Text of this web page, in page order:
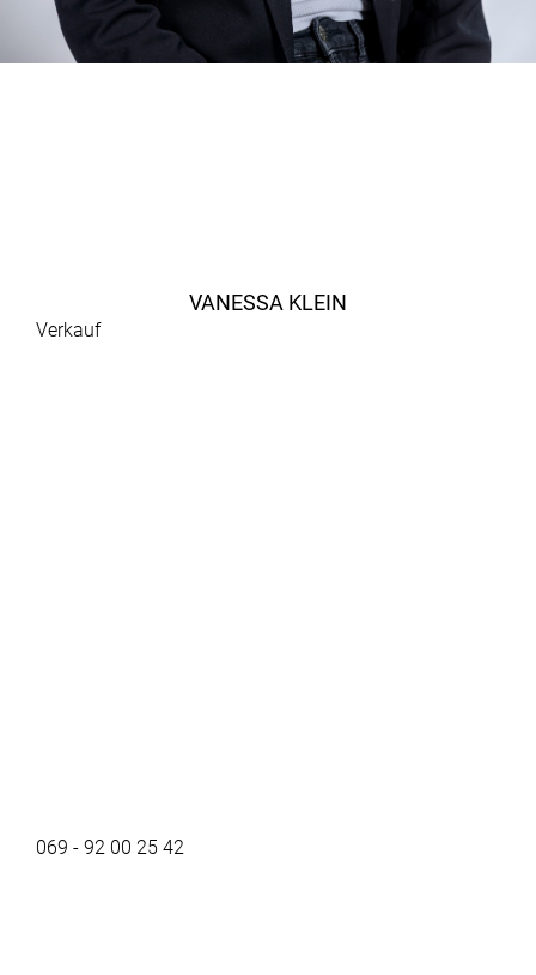
VANESSA KLEIN
Verkauf
069 - 92 00 25 42